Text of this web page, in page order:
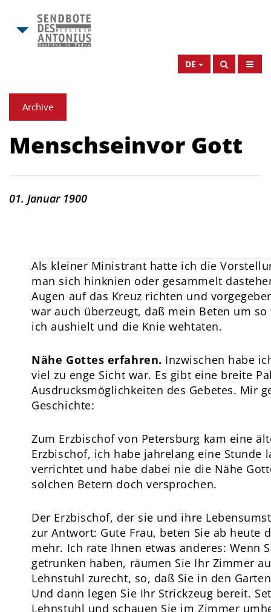
DE
Archive
Menschseinvor Gott
01. Januar 1900
Als kleiner Ministrant hatte ich die
man sich hinknien oder gesammelt
Augen auf das Kreuz richten und
war auch überzeugt, daß mein Beten um
ich aushielt und die Knie wehtaten.
Nähe Gottes erfahren. Inzwischen habe
viel zu enge Sicht war. Es gibt eine breite
Ausdrucksmöglichkeiten des Gebetes. Mir
Geschichte:
Zum Erzbischof von Petersburg kam eine
Erzbischof, ich habe jahrelang eine Stunde
verrichtet und habe dabei nie die Nähe
solchen Betern doch versprochen.
Der Erzbischof, der sie und ihre
zur Antwort: Gute Frau, beten Sie ab heute
mehr. Ich rate Ihnen etwas anderes: Wenn
getrunken haben, räumen Sie Ihr Zimmer
Lehnstuhl zurecht, so, daß Sie in den
Und dann legen Sie Ihr Strickzeug bereit.
Lehnstuhl und schauen Sie im Zimmer